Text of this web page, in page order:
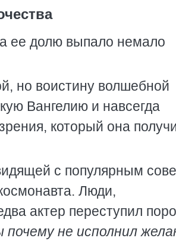
ее долю выпало немало
но воистину волшебной
Вангелию и навсегда
который она
с популярным
Люди,
актер переступил
почему не исполнил